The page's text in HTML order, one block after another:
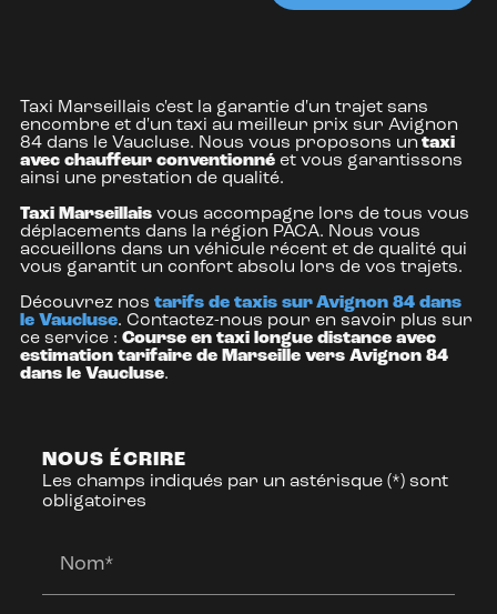
Taxi Marseillais c'est la garantie d'un trajet sans
encombre et d'un taxi au meilleur prix sur Avignon
84 dans le Vaucluse. Nous vous proposons un taxi
avec chauffeur conventionnéet vous garantissons
ainsi une prestation de qualité.
Taxi Marseillaisvous accompagne lors de tous vous
déplacements dans la région PACA. Nous vous
accueillons dans un véhicule récent et de qualité qui
vous garantit un confort absolu lors de vos trajets.
Découvrez nos tarifs de taxis sur Avignon 84 dans
le Vaucluse. Contactez-nous pour en savoir plus sur
ce service : Course en taxi longue distance avec
estimation tarifaire de Marseille vers Avignon 84
dans le Vaucluse.
NOUS ÉCRIRE
Les champs indiqués par un astérisque (*) sont
obligatoires
Nom*